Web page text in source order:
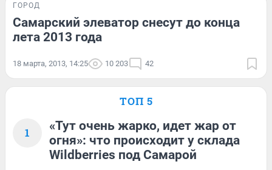
ГОРОД
Самарский элеватор снесут до конца
лета 2013 года
18 марта, 2013, 14:25 10 203 42
ТОП 5
1
«Тут очень жарко, идет жар от
огня»: что происходит у склада
Wildberries под Самарой